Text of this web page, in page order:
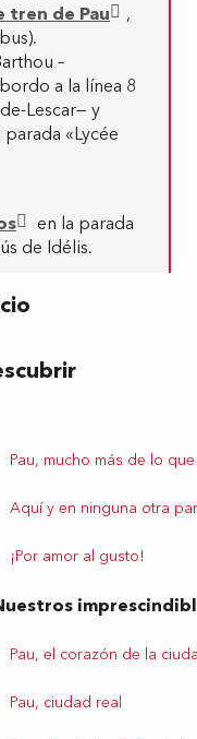
Pau, mucho más de lo
Aquí y en ninguna otra
¡Por amor al gusto!
Pau, el corazón de la
Pau, ciudad real
tren de Pau
,
–
a la línea 8
Lescar— y
«Lycée
en la parada
de Idélis.
en la
Dado que es
estén
que te
ellos